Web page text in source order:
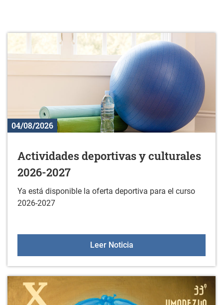
04/08/2026
Actividades deportivas y culturales
2026-2027
Ya está disponible la oferta deportiva para el curso
2026-2027
Leer NoticiaActividades deportivas